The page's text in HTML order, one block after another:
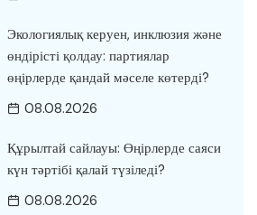
Экологиялық керуен, инклюзия және
өндірісті қолдау: партиялар
өңірлерде қандай мәселе көтерді?
08.08.2026
Құрылтай сайлауы: Өңірлерде саяси
күн тәртібі қалай түзіледі?
08.08.2026